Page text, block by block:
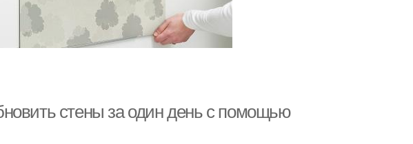
стены за один день с помощью